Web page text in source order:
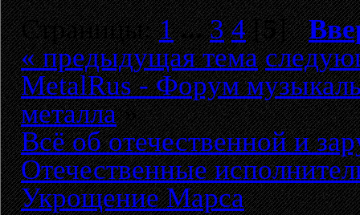
Страницы:1 ...3 4[5]
« предыдущая тема
MetalRus - Форум
металла»
Всё об отечественной и
Отечественные
Укрощение Марса